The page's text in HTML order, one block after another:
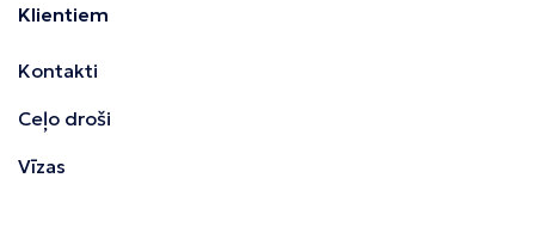
Klientiem
Kontakti
Ceļo droši
Vīzas